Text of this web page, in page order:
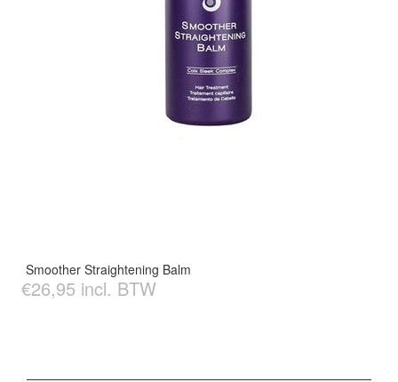
Smoother Straightening Balm
€26,95 incl. BTW